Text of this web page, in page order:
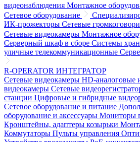
видеонаблюдения Монтажное
Сетевое оборудование
ИК-прожекторы Сетевые
Сетевые видеокамеры Монтажное
Серверный шкаф в сборе Системы
уличные телекоммуникационные
R-OPERATOR ИНТЕГРАТОР
Сетевые видеокамеры HD-аналоговые
видеокамеры Сетевые
станции Цифровые и гибридные
Сетевое оборудование и питание
оборудование и аксессуары Мониторы
Кронштейны, адаптеры козырьки
Коммутаторы Пульты управления